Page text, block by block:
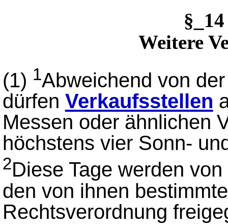
Weitere
(1) 1Abweichend von
dürfen Verkaufsstellen
Messen oder ähnlichen
höchstens vier Sonn-
2Diese Tage werden
den von ihnen
Rechtsverordnung